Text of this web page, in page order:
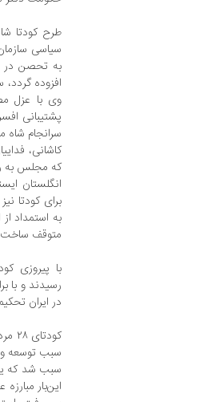
طرح کودتا
سیاسی
به تحصن در
افزوده
وی با عزل
سرانجام
کاشانی،
که مجلس به
انگلستان
برای کودتا
به استمداد
متوقف
رسیدند و با
در ایران
سبب شد که
این‌بار